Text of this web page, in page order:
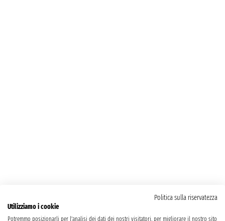
Politica sulla riservatezza
Utilizziamo i cookie
Potremmo posizionarli per l'analisi dei dati dei nostri visitatori, per migliorare il nostro sito